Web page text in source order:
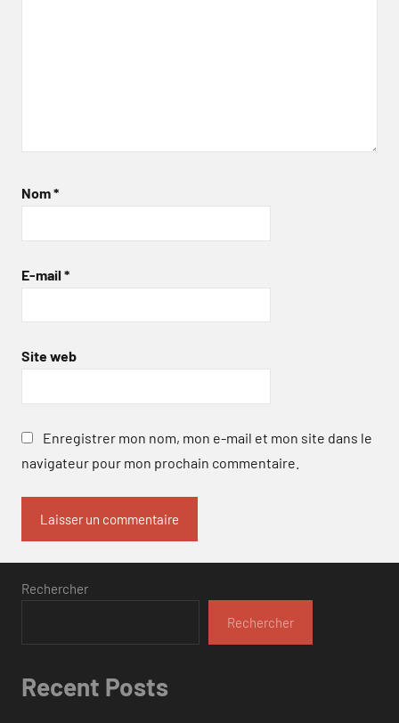
Nom*
E-mail *
Site web
Enregistrer mon nom, mon e-mail et mon site dans le
navigateur pour mon prochain commentaire.
Rechercher
Rechercher
Recent Posts